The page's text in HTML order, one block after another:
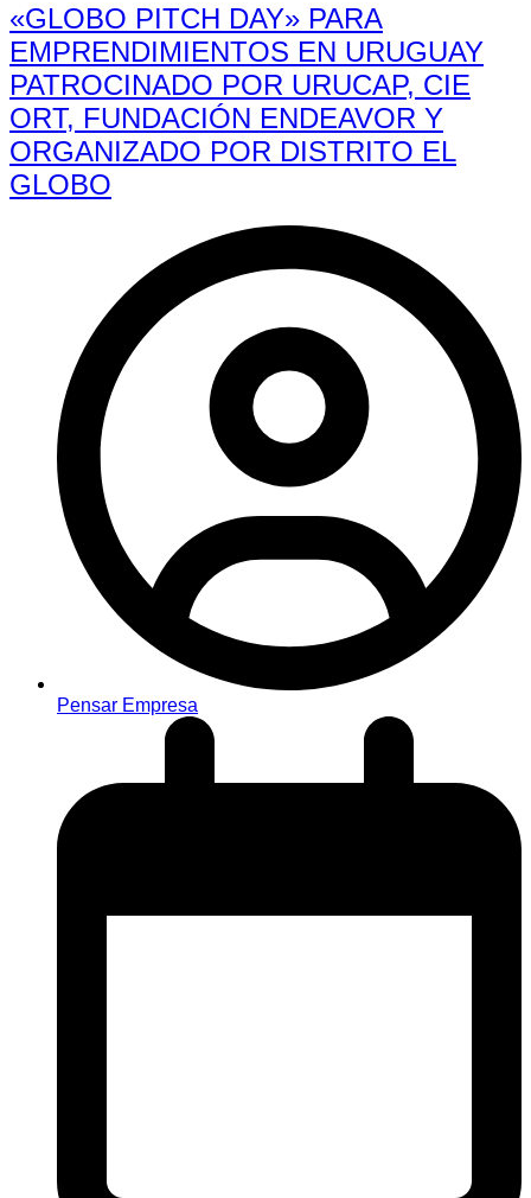
«GLOBO PITCH DAY» PARA
EMPRENDIMIENTOS EN URUGUAY
PATROCINADO POR URUCAP, CIE
ORT, FUNDACIÓN ENDEAVOR Y
ORGANIZADO POR DISTRITO EL
GLOBO
Pensar Empresa